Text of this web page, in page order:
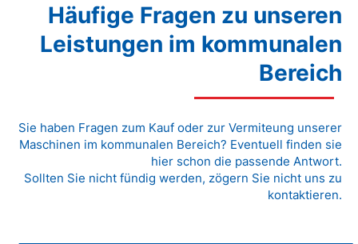
Häufige Fragen zu unseren
Leistungen im kommunalen
Bereich
Sie haben Fragen zum Kauf oder zur Vermiteung unserer
Maschinen im kommunalen Bereich? Eventuell finden sie
hier schon die passende Antwort.
Sollten Sie nicht fündig werden, zögern Sie nicht uns zu
kontaktieren.